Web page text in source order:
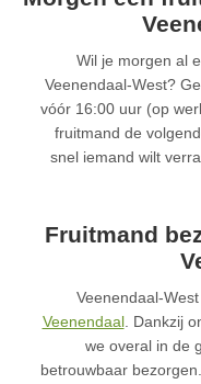
Wil je morgen al
Veenendaal-West?
vóór 16:00 uur (op
fruitmand de
snel iemand wilt
Fruitmand
Veenendaal-
Veenendaal. Dankzij
we overal in de
betrouwbaar